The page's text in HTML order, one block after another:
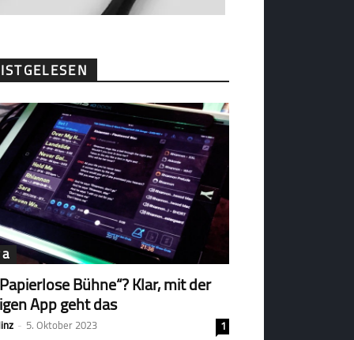
Bühne“? Klar, mit der
App geht das
- 5. Oktober 2023
1